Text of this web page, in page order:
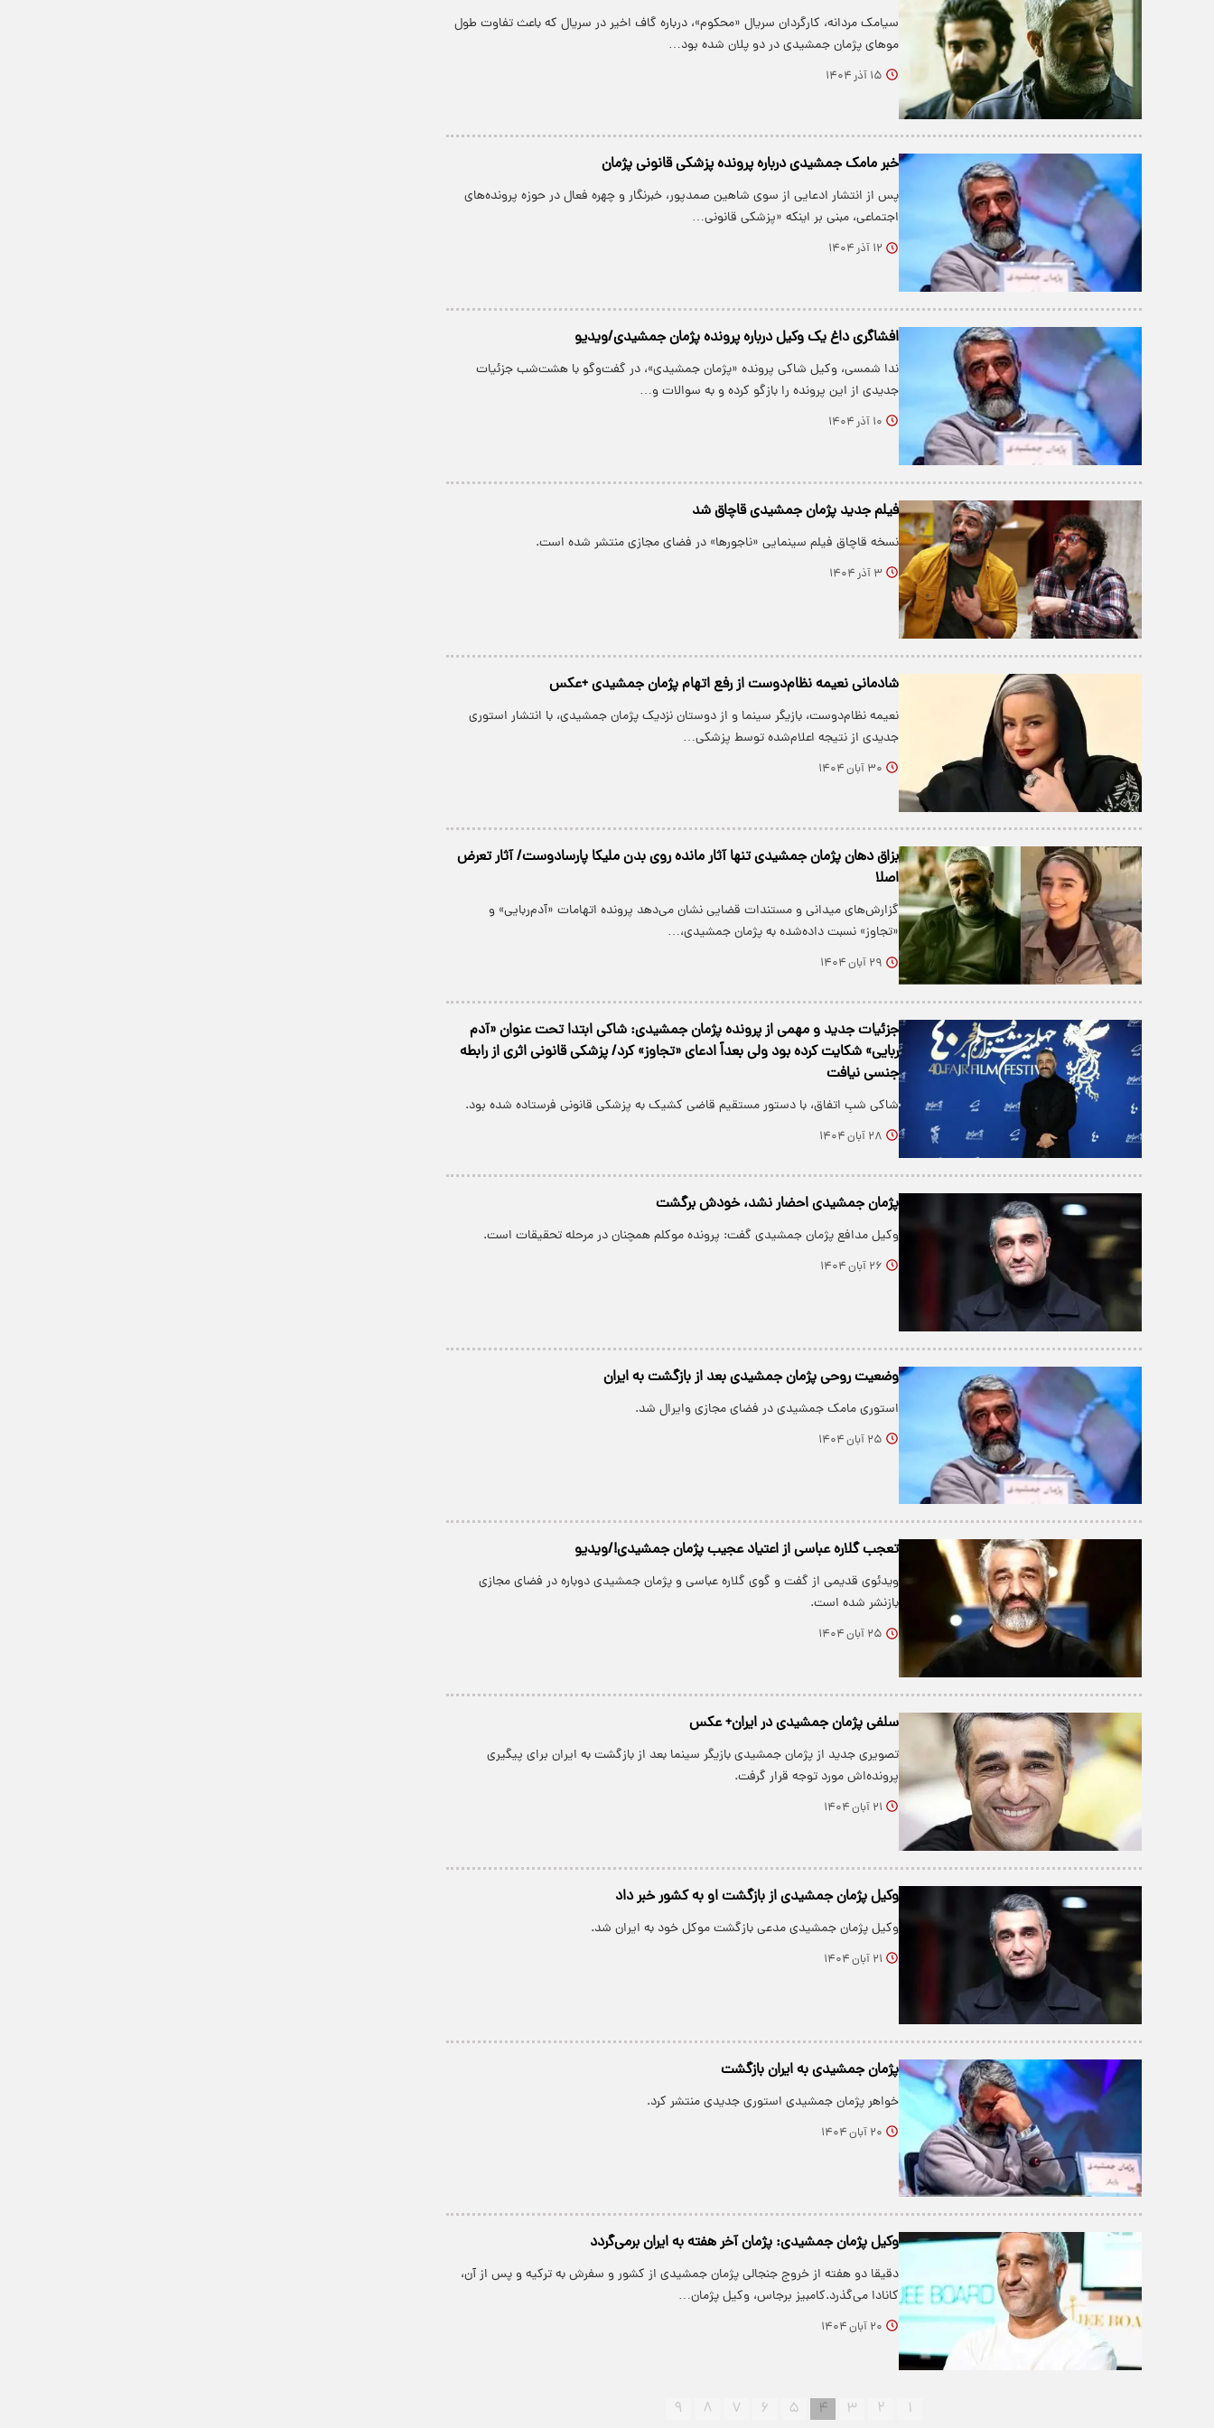
سیامک مردانه، کارگردان سریال «محکوم»، درباره گاف اخیر در سریال که باعث تفاوت طول
موهای پژمان جمشیدی در دو پلان شده بود…
۱۵ آذر ۱۴۰۴
خبر مامک جمشیدی درباره پرونده پزشکی قانونی پژمان
پس از انتشار ادعایی از سوی شاهین صمدپور، خبرنگار و چهره فعال در حوزه پرونده‌های
اجتماعی، مبنی بر اینکه «پزشکی قانونی…
۱۲ آذر ۱۴۰۴
افشاگری داغ یک وکیل درباره پرونده پژمان جمشیدی/ویدیو
ندا شمسی، وکیل شاکی پرونده «پژمان جمشیدی»، در گفت‌وگو با هشت‌شب جزئیات
جدیدی از این پرونده را بازگو کرده و به سوالات و…
۱۰ آذر ۱۴۰۴
فیلم جدید پژمان جمشیدی قاچاق شد
نسخه قاچاق فیلم سینمایی «ناجورها» در فضای مجازی منتشر شده است.
۳ آذر ۱۴۰۴
شادمانی نعیمه نظام‌دوست از رفع اتهام پژمان جمشیدی +عکس
نعیمه نظام‌دوست، بازیگر سینما و از دوستان نزدیک پژمان جمشیدی، با انتشار استوری‌
جدیدی از نتیجه اعلام‌شده توسط پزشکی…
۳۰ آبان ۱۴۰۴
بزاق دهان پژمان جمشیدی تنها آثار مانده روی بدن ملیکا پارسادوست/ آثار تعرض
اصلا
گزارش‌های میدانی و مستندات قضایی نشان می‌دهد پرونده اتهامات «آدم‌ربایی» و
«تجاوز» نسبت‌ داده‌شده به پژمان جمشیدی،…
۲۹ آبان ۱۴۰۴
جزئیات جدید و مهمی از پرونده پژمان جمشیدی: شاکی ابتدا تحت عنوان «آدم
ربایی» شکایت کرده بود ولی بعداً ادعای «تجاوز» کرد/ پزشکی قانونی اثری از رابطه
جنسی نیافت
شاکی شبِ اتفاق، با دستور مستقیم قاضی کشیک به پزشکی قانونی فرستاده شده بود.
۲۸ آبان ۱۴۰۴
پژمان جمشیدی احضار نشد، خودش برگشت
وکیل مدافع پژمان جمشیدی گفت: پرونده موکلم همچنان در مرحله تحقیقات است.
۲۶ آبان ۱۴۰۴
وضعیت روحی پژمان جمشیدی بعد از بازگشت به ایران
استوری مامک جمشیدی در فضای مجازی وایرال شد.
۲۵ آبان ۱۴۰۴
تعجب گلاره عباسی از اعتیاد عجیب پژمان جمشیدی!/ویدیو
ویدئوی قدیمی از گفت و گوی گلاره عباسی و پژمان جمشیدی دوباره در فضای مجازی
بازنشر شده است.
۲۵ آبان ۱۴۰۴
سلفی پژمان جمشیدی در ایران+ عکس
تصویری جدید از پژمان جمشیدی بازیگر سینما بعد از بازگشت به ایران برای پیگیری
پرونده‌اش مورد توجه قرار گرفت.
۲۱ آبان ۱۴۰۴
وکیل پژمان جمشیدی از بازگشت او به کشور خبر داد
وکیل پژمان جمشیدی مدعی بازگشت موکل خود به ایران شد.
۲۱ آبان ۱۴۰۴
پژمان جمشیدی به ایران بازگشت
خواهر پژمان جمشیدی استوری جدیدی منتشر کرد.
۲۰ آبان ۱۴۰۴
وکیل پژمان جمشیدی: پژمان آخر هفته به ایران برمی‌گردد
دقیقا دو هفته از خروج جنجالی پژمان جمشیدی از کشور و سفرش به ترکیه و پس از آن،
کانادا می‌گذرد.کامبیز برجاس، وکیل پژمان…
۲۰ آبان ۱۴۰۴
۱ ۲ ۳ ۴ ۵ ۶ ۷ ۸ ۹